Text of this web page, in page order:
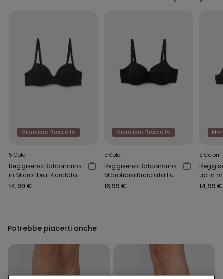
Microfibra Riciclata
5 Colori
Reggiseno Balconcino
in Microfibra Riciclata
Wien
14,99 €
Microfibra Riciclata
5 Colori
Reggiseno Balconcino
Microfibra Riciclata Full
Coverage Prague
16,99 €
5 Colori
up in
14,99 €
Potrebbe piacerti anche